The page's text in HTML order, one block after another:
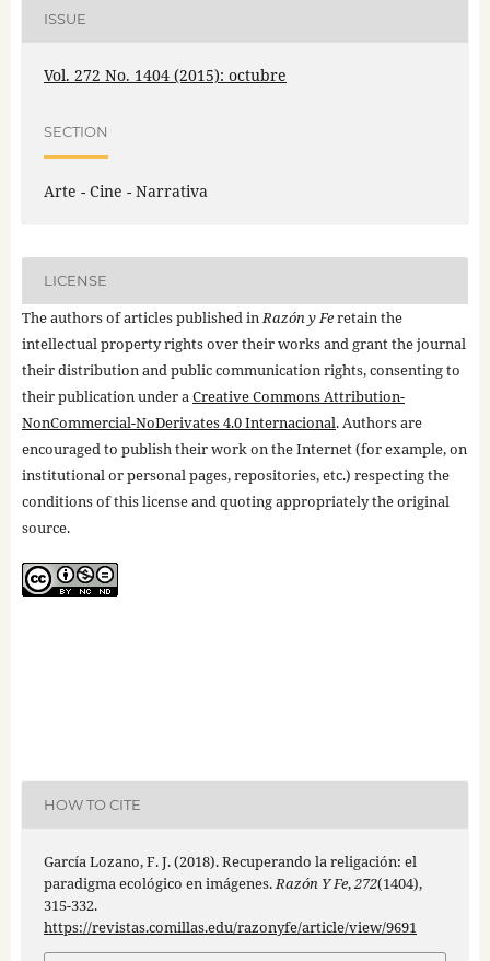
ISSUE
Vol. 272 No. 1404 (2015): octubre
SECTION
Arte - Cine - Narrativa
LICENSE
The authors of articles published inRazón y Feretain the
intellectual property rights over their works and grant the journal
their distribution and public communication rights, consenting to
their publication under aCreative Commons Attribution-
NonCommercial-NoDerivates 4.0 Internacional. Authors are
encouraged to publish their work on the Internet (for example, on
institutional or personal pages, repositories, etc.) respecting the
conditions of this license and quoting appropriately the original
source.
HOW TO CITE
García Lozano, F. J. (2018). Recuperando la religación: el
paradigma ecológico en imágenes.Razón Y Fe,272(1404),
315-332.
https://revistas.comillas.edu/razonyfe/article/view/9691